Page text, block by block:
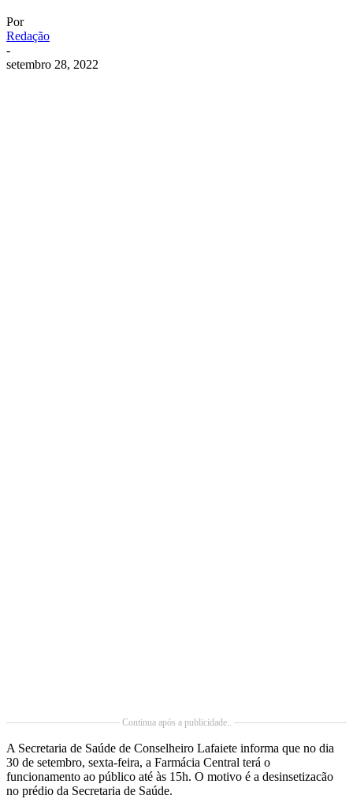
Por
Redação
-
setembro 28, 2022
Continua após a publicidade..
A Secretaria de Saúde de Conselheiro Lafaiete informa que no dia
30 de setembro, sexta-feira, a Farmácia Central terá o
funcionamento ao público até às 15h. O motivo é a desinsetizacão
no prédio da Secretaria de Saúde.